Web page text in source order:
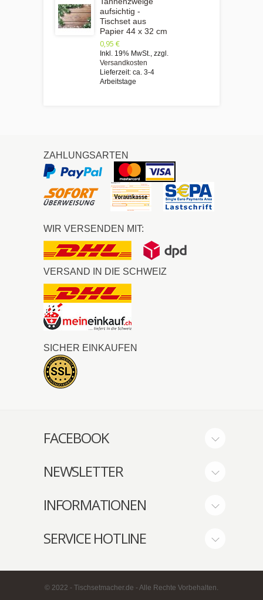
aufsichtig -
Tischset aus
Papier 44 x 32 cm
0,95 €
Inkl. 19% MwSt. zzgl.
Versandkosten
Lieferzeit: ca. 3-4
Arbeitstage
ZAHLUNGSARTEN
WIR VERSENDEN MIT:
VERSAND IN DIE SCHWEIZ
SICHER EINKAUFEN
FACEBOOK
NEWSLETTER
INFORMATIONEN
SERVICE HOTLINE
© 2022 - Tischsetmacher.de - Alle Rechte Vorbehalten.